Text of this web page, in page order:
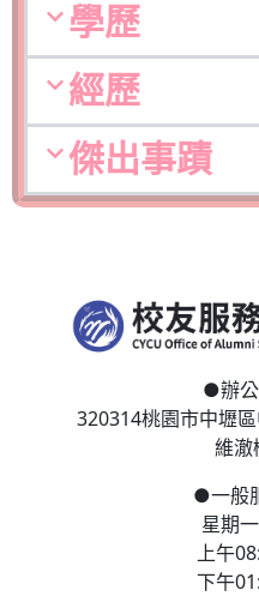
學歷
經歷
傑出事蹟
●辦
320314桃園市中壢區
維澈
●一般
星期
上午
下午